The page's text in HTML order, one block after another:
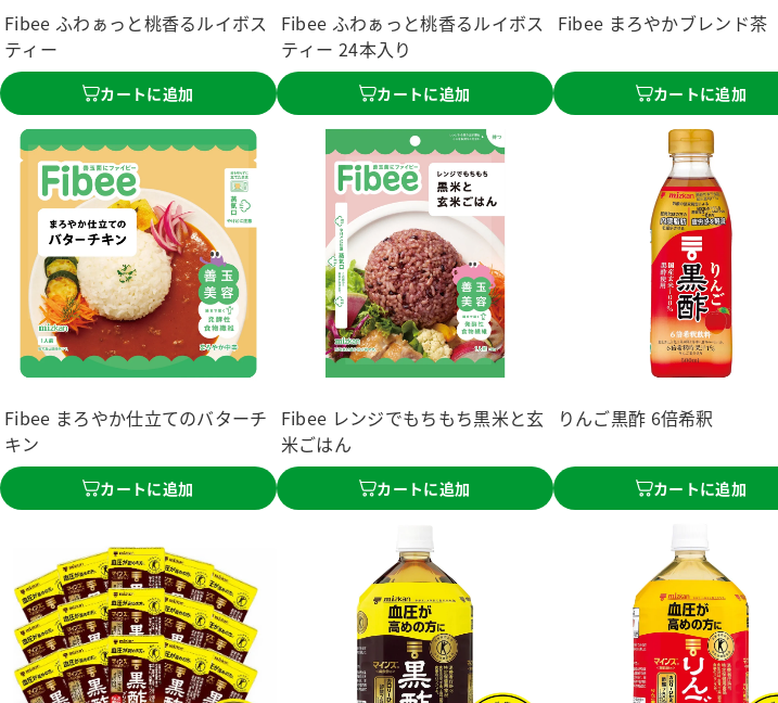
Fibee ふわぁっと桃香るルイボス
ティー
カートに追加
Fibee ふわぁっと桃香るルイボス
ティー 24本入り
カートに追加
Fibee まろやかブレンド茶
カートに追加
Fibee まろやか仕立てのバターチ
キン
カートに追加
Fibee レンジでもちもち黒米と玄
米ごはん
カートに追加
りんご黒酢 6倍希釈
カートに追加